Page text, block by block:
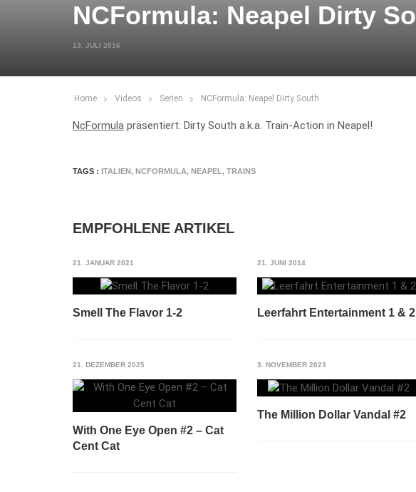
NCFormula: Neapel Dirty
13. JULI 2016
Home Videos Serien NCFormula: Neapel Dirty South
NcFormula präsentiert: Dirty South a.k.a. Train-Action in Neapel!
TAGS : ITALIEN, NCFORMULA, NEAPEL , TRAINS
EMPFOHLENE ARTIKEL
21. JANUAR 2021
Smell The Flavor 1-2
21. JUNI 2014
Leerfahrt Entertainment 1 & 2
21. DEZEMBER 2025
With One Eye Open #2 – Cat
Cent Cat
3. NOVEMBER 2023
The Million Dollar Vandal #2